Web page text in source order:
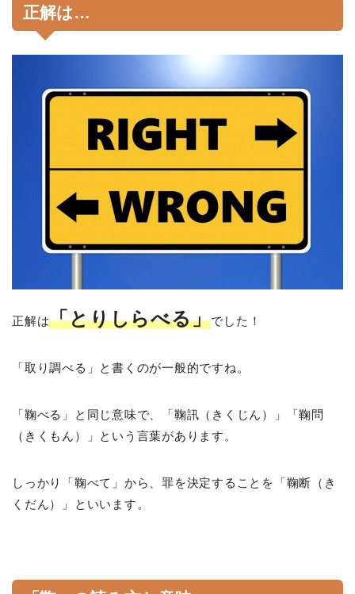
正解は…
正解は「とりしらべる」でした！
「取り調べる」と書くのが一般的ですね。
「鞠べる」と同じ意味で、「鞠訊（きくじん）」「鞠問
（きくもん）」という言葉があります。
しっかり「鞠べて」から、罪を決定することを「鞠断（き
くだん）」といいます。